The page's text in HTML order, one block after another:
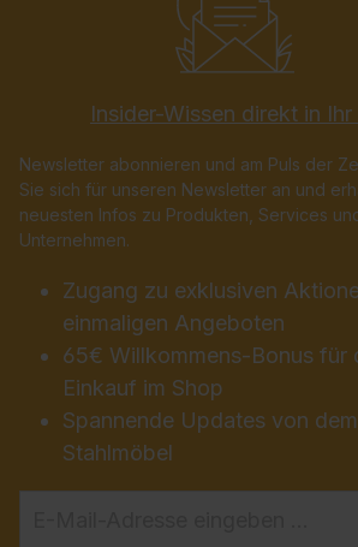
Insider-Wissen direkt in
Newsletter abonnieren und am Puls der
Sie sich für unseren Newsletter an und
neuesten Infos zu Produkten, Services
Unternehmen.
Zugang zu exklusiven
einmaligen Angeboten
65€ Willkommens-Bonus für
Einkauf im Shop
Spannende Updates von
Stahlmöbel